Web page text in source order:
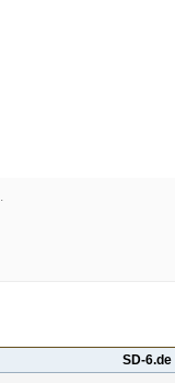
.
SD-